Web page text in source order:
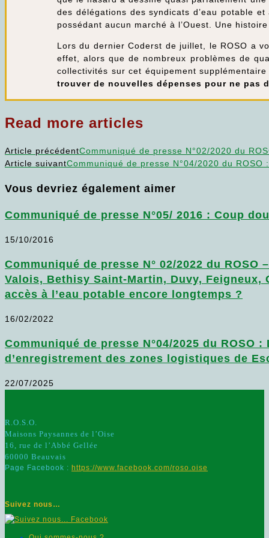
des délégations des syndicats d’eau potable
possédant aucun marché à l’Ouest. Une histoire
Lors du dernier Coderst de juillet, le ROSO a
effet, alors que de nombreux problèmes de
collectivités sur cet équipement
trouver de nouvelles dépenses pour ne pas
Read more articles
Article précédentCommuniqué de presse N°02/2020 du
Article suivantCommuniqué de presse N°04/2020 du
Vous devriez également aimer
Communiqué de presse N°05/ 2016 : Coup
15/10/2016
Communiqué de presse N° 02/2022 du
Valois, Bethisy Saint-Martin, Duvy,
accès à l’eau potable encore longtemps ?
16/02/2022
Communiqué de presse N°04/2025 du
d’enregistrement des zones logistiques de
22/07/2025
R.O.S.O.
Maisons Paysannes de l’Oise
16, rue de l’Abbé Gellée
60000 Beauvais
Page Facebook : https://www.facebook.com/roso.oise
Suivez nous…